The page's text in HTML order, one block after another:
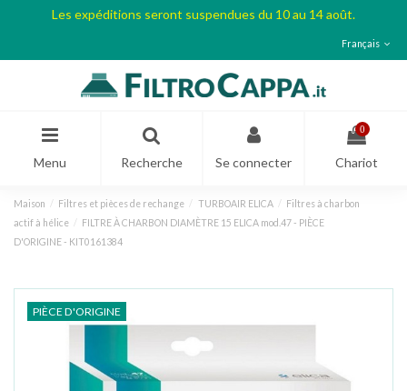
Les expéditions seront suspendues du 10 au 14 août.
Français
Menu Recherche Se connecter
0
Chariot
Maison Filtres et pièces de rechange TURBOAIR ELICA
Filtres à charbon
actif à hélice
FILTRE À CHARBON DIAMÈTRE 15 ELICA mod.47 - PIÈCE
D'ORIGINE - KIT0161384
PIÈCE D'ORIGINE